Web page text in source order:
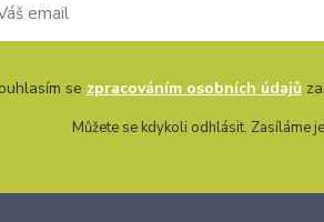
se zpracováním osobních údajůza
Můžete se kdykoli odhlásit. Zasíláme